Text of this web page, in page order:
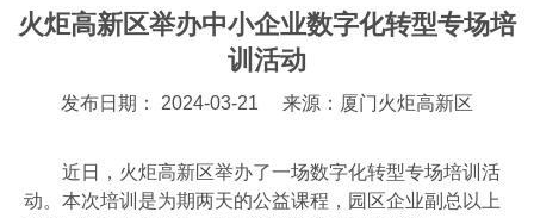
省级政策
工业视频
火炬高新区举办中小企业数字化转型专场培
训活动
发布日期： 2024-03-21 来源：厦门火炬高新区
近日，火炬高新区举办了一场数字化转型专场培训活
动。本次培训是为期两天的公益课程，园区企业副总以上